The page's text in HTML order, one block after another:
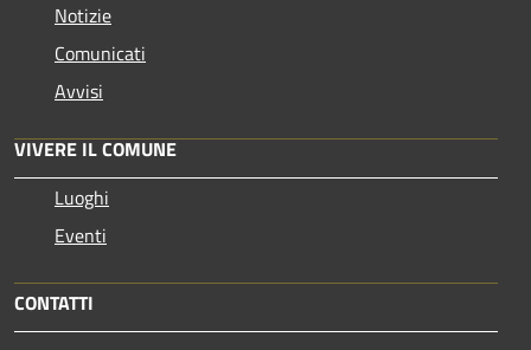
Notizie
Comunicati
Avvisi
VIVERE IL COMUNE
Luoghi
Eventi
CONTATTI